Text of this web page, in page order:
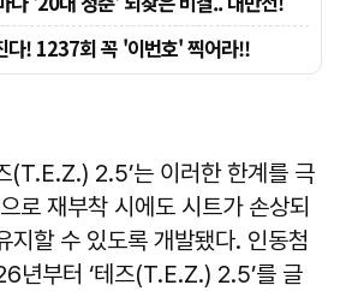
(T.E.Z.) 2.5’는 이러한 한계를 극
로 재부착 시에도 시트가 손상되
지할 수 있도록 개발됐다. 인동첨
년부터 ‘테즈(T.E.Z.) 2.5’를 글